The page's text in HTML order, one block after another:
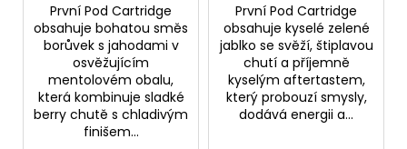
První Pod Cartridge
obsahuje bohatou směs
borůvek s jahodami v
osvěžujícím
mentolovém obalu,
která kombinuje sladké
berry chutě s chladivým
finišem...
První Pod Cartridge
obsahuje kyselé zelené
jablko se svěží, štiplavou
chutí a příjemně
kyselým aftertastem,
který probouzí smysly,
dodává energii a...